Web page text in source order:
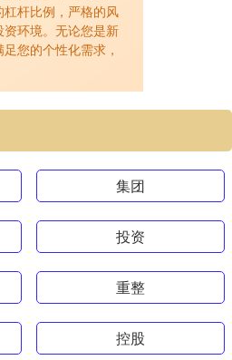
杆比例，严格的风
环境。无论您是新
您的个性化需求，
集团
投资
重整
控股